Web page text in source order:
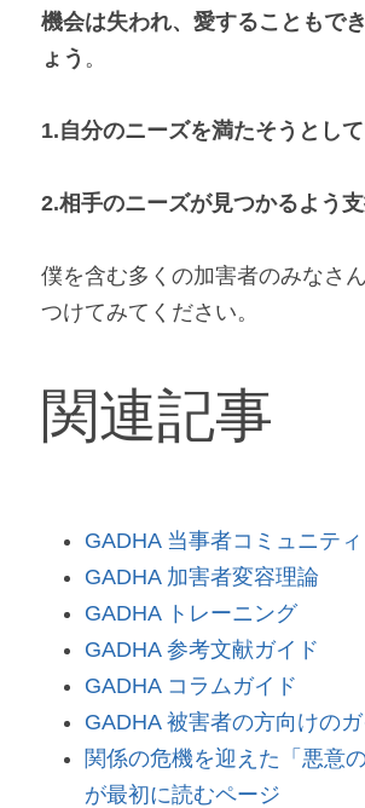
機会は失われ、愛することもで
ょう 。
1.自分のニーズを満たそうとし
2.相手のニーズが見つかるよう
僕を含む多くの加害者のみなさ
つけてみてください。
関連記事
GADHA 当事者コミュニティ
GADHA 加害者変容理論
GADHA トレーニング
GADHA 参考文献ガイド
GADHA コラムガイド
GADHA 被害者の方向けの
関係の危機を迎えた「悪意
が最初に読むページ